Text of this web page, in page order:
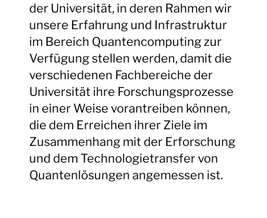
der Universität, in deren Rahmen wir
unsere Erfahrung und Infrastruktur
im Bereich Quantencomputing zur
Verfügung stellen werden, damit die
verschiedenen Fachbereiche der
Universität ihre Forschungsprozesse
in einer Weise vorantreiben können,
die dem Erreichen ihrer Ziele im
Zusammenhang mit der Erforschung
und dem Technologietransfer von
Quantenlösungen angemessen ist.